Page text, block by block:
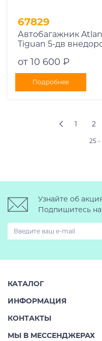
67829
Автобагажник
Tiguan 5-дв
10002+11114+11118
от 10 600 ₽
Подробнее
1 2
25 -
Узнайте об
Подпишитесь
КАТАЛОГ
Багажник на крышу
Автобоксы
ИНФОРМАЦИЯ
Аренда
Ремонт
КОНТАКТЫ
Телефон: 8 (495)
МЫ В МЕССЕНДЖЕРАХ